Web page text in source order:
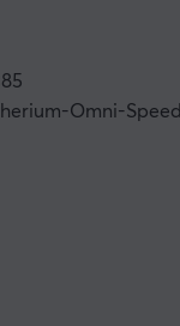
Omni-Speed